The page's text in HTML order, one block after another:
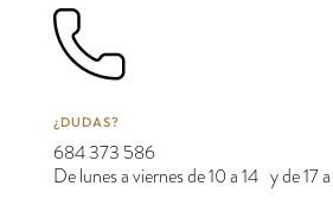
¿DUDAS?
684 373 586
De lunes a viernes de 10 a 14 y de 17